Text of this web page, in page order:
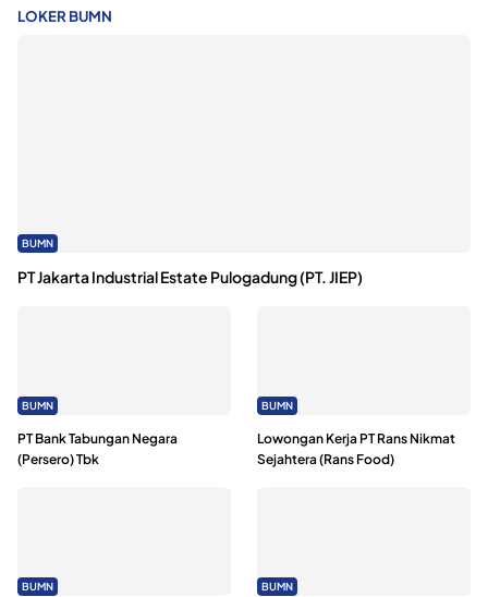
LOKER BUMN
BUMN
PT Jakarta Industrial Estate Pulogadung (PT. JIEP)
BUMN
PT Bank Tabungan Negara
(Persero) Tbk
BUMN
Lowongan Kerja PT Rans Nikmat
Sejahtera (Rans Food)
BUMN BUMN